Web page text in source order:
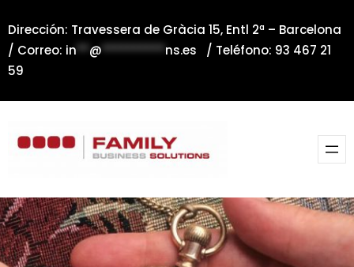
al
contenido
Dirección: Travessera de Gràcia 15, Entl 2ª – Barcelona
/ Correo: in**@**********ns.es / Teléfono: 93 467 21
59